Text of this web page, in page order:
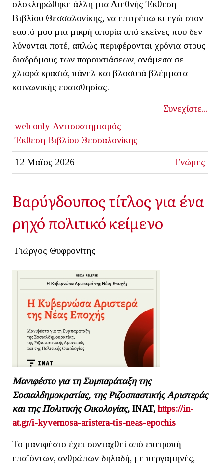
ολοκληρώθηκε άλλη μια Διεθνής Έκθεση
Βιβλίου Θεσσαλονίκης, να επιτρέψω κι εγώ στον
εαυτό μου μια μικρή απορία από εκείνες που δεν
λύνονται ποτέ, απλώς περιφέρονται χρόνια στους
διαδρόμους των παρουσιάσεων, ανάμεσα σε
χλιαρά κρασιά, πάνελ και βλοσυρά βλέμματα
κοινωνικής ευαισθησίας.
Συνεχίστε...
web only Αντισυστημισμός
Έκθεση Βιβλίου Θεσσαλονίκης
12 Μαϊος 2026 Γνώμες
Βαρύγδουπος τίτλος για ένα
ρηχό πολιτικό κείμενο
Γιώργος Θυφρονίτης
Μανιφέστο για τη Συμπαράταξη της
Σοσιαλδημοκρατίας, της Ριζοσπαστικής Αριστεράς
και της Πολιτικής Οικολογίας, INAT,https://in-
at.gr/i-kyvernosa-aristera-tis-neas-epochis
Το μανιφέστο έχει συνταχθεί από επιτροπή
επαϊόντων, ανθρώπων δηλαδή, με περγαμηνές,